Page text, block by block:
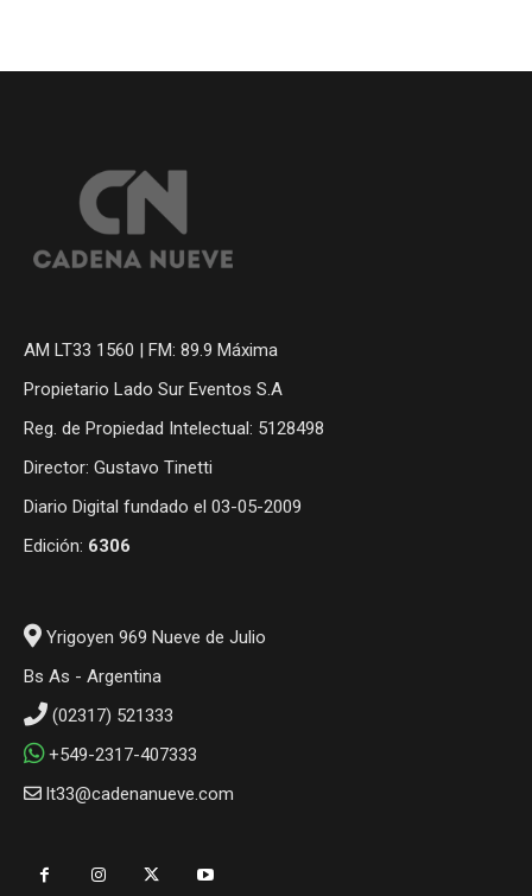
AM LT33 1560 | FM: 89.9 Máxima
Propietario Lado Sur Eventos S.A
Reg. de Propiedad Intelectual: 5128498
Director: Gustavo Tinetti
Diario Digital fundado el 03-05-2009
Edición: 6306
Yrigoyen 969 Nueve de Julio
Bs As - Argentina
(02317) 521333
+549-2317-407333
lt33@cadenanueve.com